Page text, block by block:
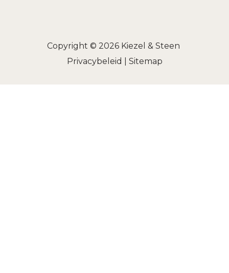
Copyright © 2026 Kiezel & Steen
Privacybeleid
Sitemap